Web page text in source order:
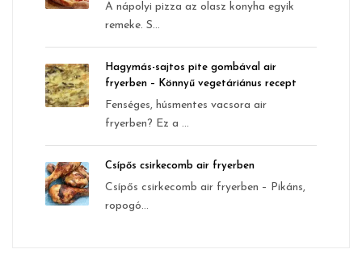
A nápolyi pizza az olasz konyha egyik
remeke. S...
Hagymás-sajtos pite gombával air
fryerben – Könnyű vegetáriánus recept
Fenséges, húsmentes vacsora air
fryerben? Ez a ...
Csípős csirkecomb air fryerben
Csípős csirkecomb air fryerben – Pikáns,
ropogó...